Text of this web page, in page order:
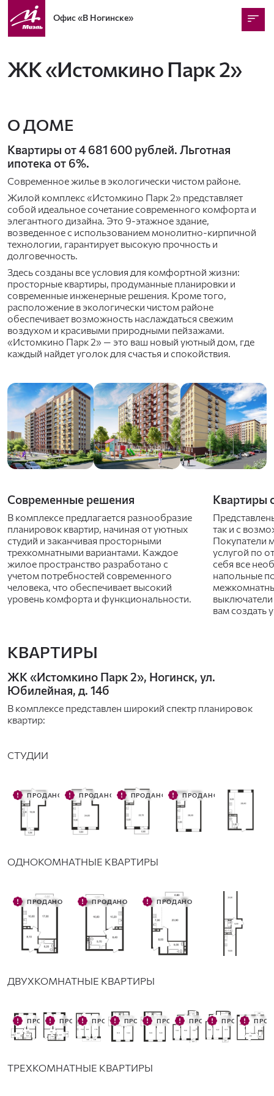
Офис«В Ногинске»
ЖК «Истомкино Парк 2»
О ДОМЕ
Квартиры от 4 681 600 рублей. Льготная
ипотека от 6%.
Современное жилье в экологически чистом районе.
Жилой комплекс «Истомкино Парк 2» представляет
собой идеальное сочетание современного комфорта и
элегантного дизайна. Это 9-этажное здание,
возведенное с использованием монолитно-кирпичной
технологии, гарантирует высокую прочность и
долговечность.
Здесь созданы все условия для комфортной жизни:
просторные квартиры, продуманные планировки и
современные инженерные решения. Кроме того,
расположение в экологически чистом районе
обеспечивает возможность наслаждаться свежим
воздухом и красивыми природными пейзажами.
«Истомкино Парк 2» — это ваш новый уютный дом, где
каждый найдет уголок для счастья и спокойствия.
Cовременные решения
В комплексе предлагается разнообразие
планировок квартир, начиная от уютных
студий и заканчивая просторными
трехкомнатными вариантами. Каждое
жилое пространство разработано с
учетом потребностей современного
человека, что обеспечивает высокий
уровень комфорта и функциональности.
Квартиры
так и с
Покупатели
услугой по
себя все
напольные
выключатели
вам создать
КВАРТИРЫ
ЖК «Истомкино Парк 2», Ногинск, ул.
Юбилейная, д. 14б
В комплексе представлен широкий спектр планировок
квартир:
СТУДИИ
ПРОДАНО ПРОДАНО ПРОДАНО ПРОДАНО
ОДНОКОМНАТНЫЕ КВАРТИРЫ
ПРОДАНО ПРОДАНО ПРОДАНО
ДВУХКОМНАТНЫЕ КВАРТИРЫ
ПРОДАНОПРОДАНОПРОДАНОПРОДАНОПРОДАНОПРОДАНОПРОДАНО
ТРЕХКОМНАТНЫЕ КВАРТИРЫ